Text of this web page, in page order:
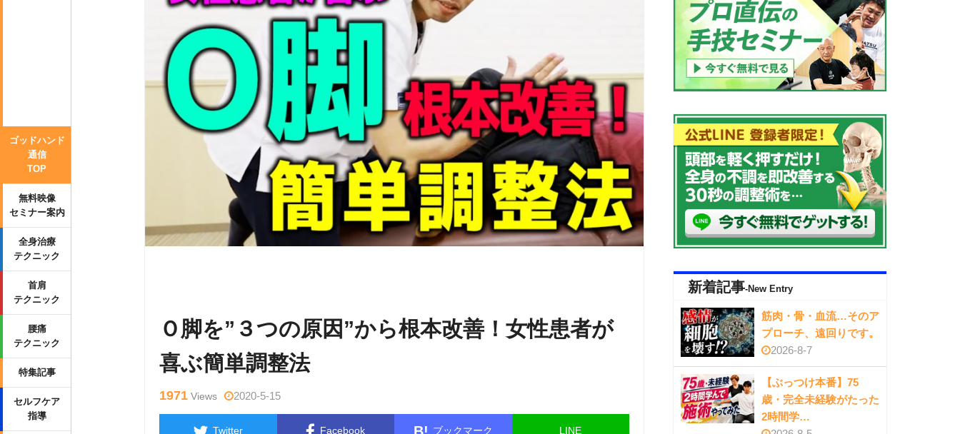
ゴッドハンド
通信
TOP
無料映像
セミナー案内
全身治療
テクニック
首肩
テクニック
腰痛
テクニック
特集記事
セルフケア
指導
Ｏ脚を”３つの原因”から根本改善！女性患者が
喜ぶ簡単調整法
1971 Views 2020-5-15
Twitter Facebook ブックマーク LINE
新着記事-New Entry
筋肉・骨・血流…そのア
プローチ、遠回りです。
2026-8-7
【ぶっつけ本番】75
歳・完全未経験がたった
2時間学…